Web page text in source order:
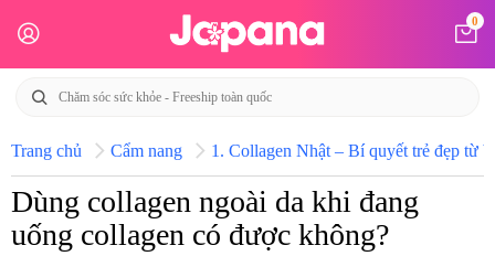
0
Trang chủ Cẩm nang 1. Collagen Nhật – Bí quyết trẻ đẹp từ
Dùng collagen ngoài da khi đang
uống collagen có được không?